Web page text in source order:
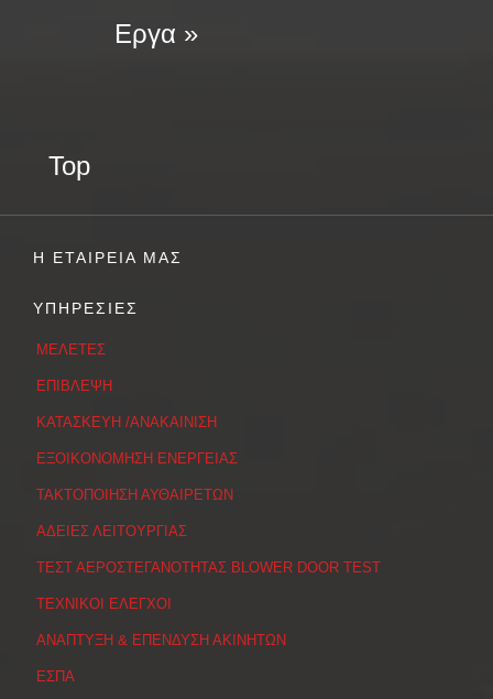
Εργα »
Top
Η ΕΤΑΙΡΕΙΑ ΜΑΣ
ΥΠΗΡΕΣΙΕΣ
ΜΕΛΕΤΕΣ
ΕΠΙΒΛΕΨΗ
ΚΑΤΑΣΚΕΥΗ /ΑΝΑΚΑΙΝΙΣΗ
ΕΞΟΙΚΟΝΟΜΗΣΗ ΕΝΕΡΓΕΙΑΣ
ΤΑΚΤΟΠΟΙΗΣΗ ΑΥΘΑΙΡΕΤΩΝ
ΑΔΕΙΕΣ ΛΕΙΤΟΥΡΓΙΑΣ
ΤΕΣΤ ΑΕΡΟΣΤΕΓΑΝΟΤΗΤΑΣ BLOWER DOOR TEST
ΤΕΧΝΙΚΟΙ ΕΛΕΓΧΟΙ
ΑΝΑΠΤΥΞΗ & ΕΠΕΝΔΥΣΗ ΑΚΙΝΗΤΩΝ
ΕΣΠΑ